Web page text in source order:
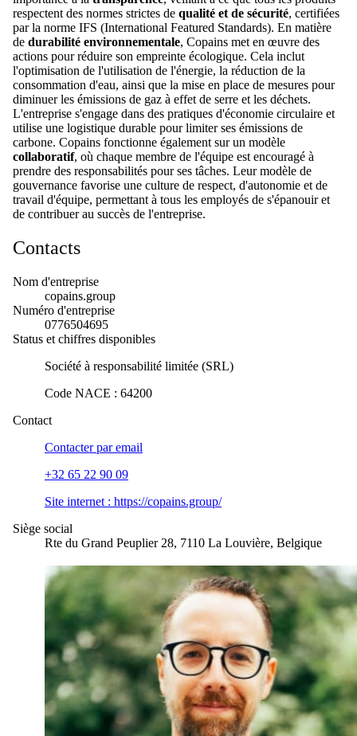
respectent des normes strictes de qualité et de sécurité, certifiées
par la norme IFS (International Featured Standards). En matière
de durabilité environnementale, Copains met en œuvre des
actions pour réduire son empreinte écologique. Cela inclut
l'optimisation de l'utilisation de l'énergie, la réduction de la
consommation d'eau, ainsi que la mise en place de mesures pour
diminuer les émissions de gaz à effet de serre et les déchets.
L'entreprise s'engage dans des pratiques d'économie circulaire et
utilise une logistique durable pour limiter ses émissions de
carbone. Copains fonctionne également sur un modèle
collaboratif, où chaque membre de l'équipe est encouragé à
prendre des responsabilités pour ses tâches. Leur modèle de
gouvernance favorise une culture de respect, d'autonomie et de
travail d'équipe, permettant à tous les employés de s'épanouir et
de contribuer au succès de l'entreprise.
Contacts
Nom d'entreprise
copains.group
Numéro d'entreprise
0776504695
Status et chiffres disponibles
Société à responsabilité limitée (SRL)
Code NACE : 64200
Contact
Contacter par email
+32 65 22 90 09
Site internet : https://copains.group/
Siège social
Rte du Grand Peuplier 28, 7110 La Louvière, Belgique